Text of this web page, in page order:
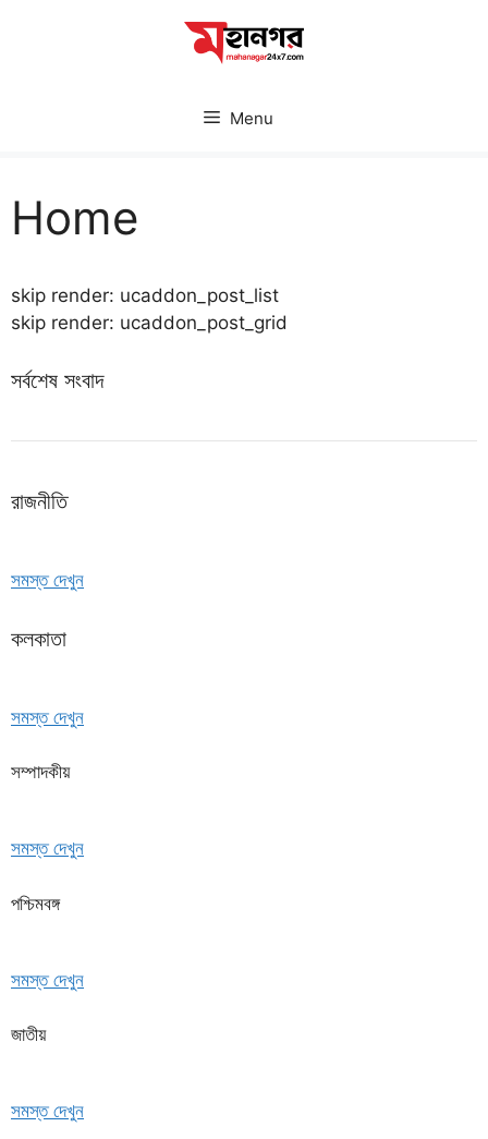
Menu
Home
skip render: ucaddon_post_list
skip render: ucaddon_post_grid
সর্বশেষ সংবাদ
রাজনীতি
সমস্ত দেখুন
কলকাতা
সমস্ত দেখুন
সম্পাদকীয়
সমস্ত দেখুন
পশ্চিমবঙ্গ
সমস্ত দেখুন
জাতীয়
সমস্ত দেখুন